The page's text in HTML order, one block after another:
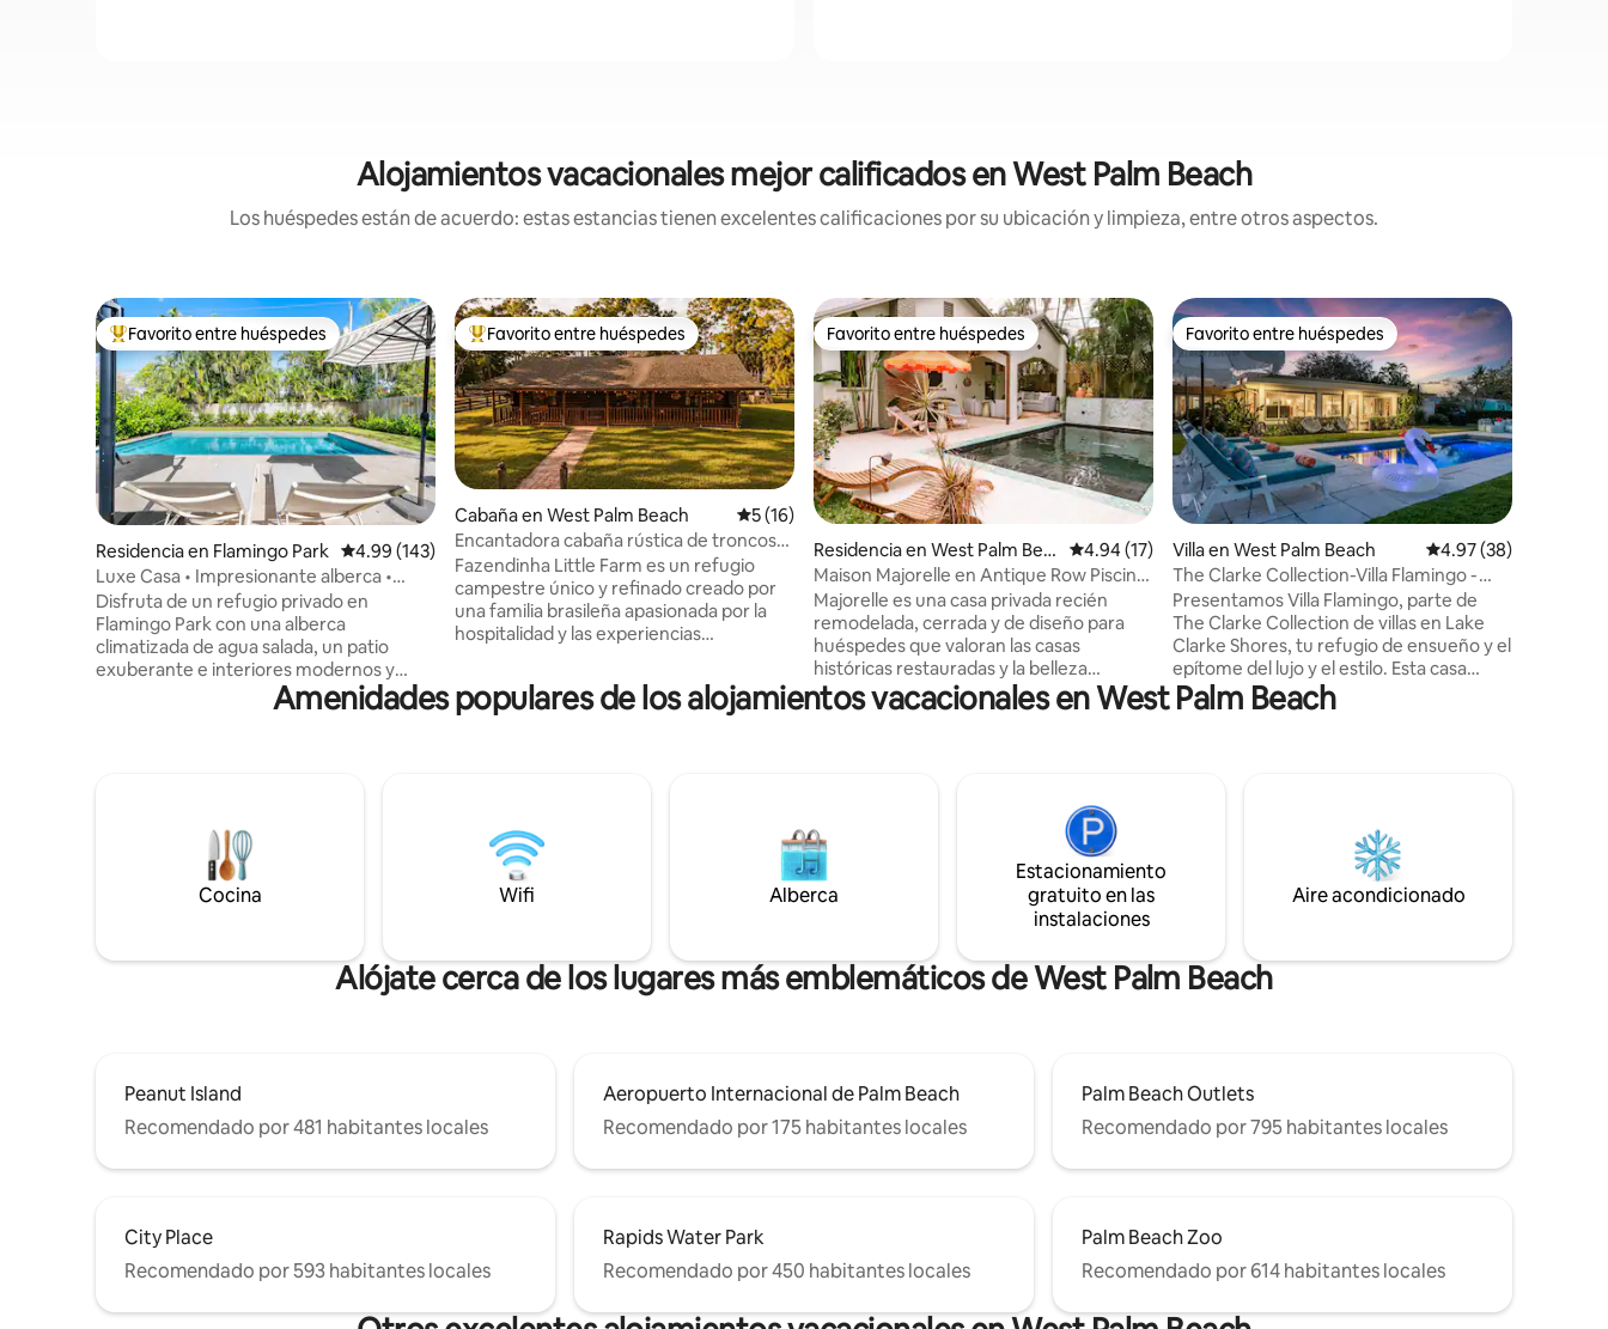
Alojamientos vacacionales mejor calificados en West Palm Beach
Los huéspedes están de acuerdo: estas estancias tienen excelentes calificaciones por su ubicación y limpieza, entre otros aspectos.
De los mejores en Favorito entre huéspedes
Favorito entre huéspedes
Residencia en Flamingo Park Calificación promedio: 4.99 de 5; 143 evaluaciones
4.99 (143)
Luxe Casa • Impresionante alberca •
Cerca de la playa y del centro
Disfruta de un refugio privado en
Flamingo Park con una alberca
climatizada de agua salada, un patio
exuberante e interiores modernos y
luminosos. Esta casa histórica renovada
ofrece una elegante cocina italiana,
habitación garantizan noches de
descanso. A poca distancia a pie de
cafeterías, restaurantes y el Museo
Norton. A minutos de playas, golf y un
familias o estancias de negocios.
De los mejores en Favorito entre huéspedes
Favorito entre huéspedes
Cabaña en West Palm Beach Calificación promedio: 5 de 5; 16 evaluaciones
5 (16)
Encantadora cabaña rústica de troncos
con alberca y animales de granja
Fazendinha Little Farm es un refugio
campestre único y refinado creado por
una familia brasileña apasionada por la
hospitalidad y las experiencias
relajarte y a pasar tiempo de calidad con
estilo. Disfruta de días tranquilos en la
para hasta 6 huéspedes, con 2 camas
queen y un colchón inflable, y ofrece
comodidad, privacidad y un encanto
rústico de primer nivel.
Favorito entre huéspedes
Favorito entre huéspedes
Residencia en West Palm Bea
ch
Calificación promedio: 4.94 de 5; 17 evaluaciones
4.94 (17)
Maison Majorelle en Antique Row Piscina
climatizada
Majorelle es una casa privada recién
remodelada, cerrada y de diseño para
huéspedes que valoran las casas
históricas restauradas y la belleza
exquisita, no es adecuada para niños
pequeños. A solo unos pasos del distrito
maduras, plantaciones tropicales en
capas y espacios al aire libre
seleccionados que se sienten tanto
arquitectónicos como vivos. Moviendo el
agua de la piscina climatizada, la casa
está diseñada para mantener la calma, la
Favorito entre huéspedes
Favorito entre huéspedes
Villa en West Palm Beach Calificación
4.97 (38)
The Clarke Collection-Villa Flamingo -
Frente a la costa
Presentamos Villa Flamingo, parte de
The Clarke Collection de villas en Lake
Clarke Shores, tu refugio de ensueño y el
epítome del lujo y el estilo. Esta casa
moderna contemporánea de mediados
de siglo se siente como un centro
Shores. Disfruta de techos abovedados,
una amplia sala de Florida, un patio
trasero privado con una elegante piscina
rectangular de agua salada climatizada e
Amenidades populares de los alojamientos vacacionales en West Palm Beach
Cocina Wifi Alberca
Estacionamiento
gratuito en las
instalaciones
Aire acondicionado
Alójate cerca de los lugares más emblemáticos de West Palm Beach
Peanut Island
Recomendado por 481 habitantes locales
Aeropuerto Internacional de Palm Beach
Recomendado por 175 habitantes locales
Palm Beach Outlets
Recomendado por 795 habitantes locales
City Place
Recomendado por 593 habitantes locales
Rapids Water Park
Recomendado por 450 habitantes locales
Palm Beach Zoo
Recomendado por 614 habitantes locales